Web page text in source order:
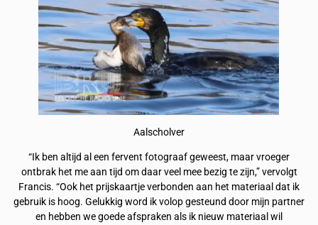
Aalscholver
“Ik ben altijd al een fervent fotograaf geweest, maar vroeger
ontbrak het me aan tijd om daar veel mee bezig te zijn,” vervolgt
Francis. “Ook het prijskaartje verbonden aan het materiaal dat ik
gebruik is hoog. Gelukkig word ik volop gesteund door mijn partner
en hebben we goede afspraken als ik nieuw materiaal wil